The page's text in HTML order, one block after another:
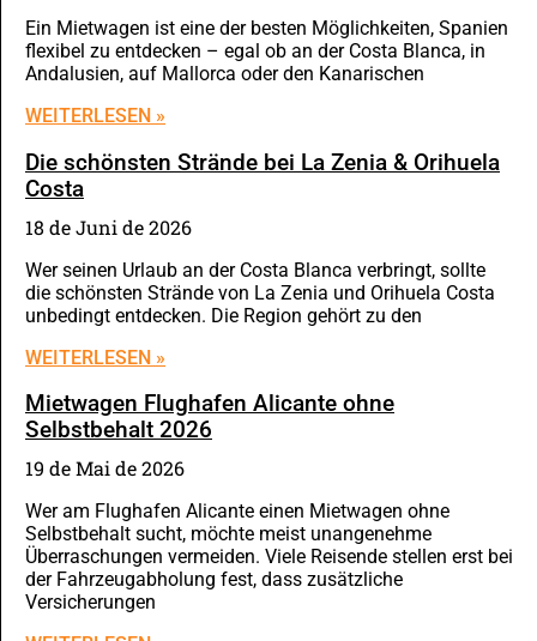
Ein Mietwagen ist eine der besten Möglichkeiten, Spanien
flexibel zu entdecken – egal ob an der Costa Blanca, in
Andalusien, auf Mallorca oder den Kanarischen
WEITERLESEN »
Die schönsten Strände bei La Zenia & Orihuela
Costa
18 de Juni de 2026
Wer seinen Urlaub an der Costa Blanca verbringt, sollte
die schönsten Strände von La Zenia und Orihuela Costa
unbedingt entdecken. Die Region gehört zu den
WEITERLESEN »
Mietwagen Flughafen Alicante ohne
Selbstbehalt 2026
19 de Mai de 2026
Wer am Flughafen Alicante einen Mietwagen ohne
Selbstbehalt sucht, möchte meist unangenehme
Überraschungen vermeiden. Viele Reisende stellen erst bei
der Fahrzeugabholung fest, dass zusätzliche
Versicherungen